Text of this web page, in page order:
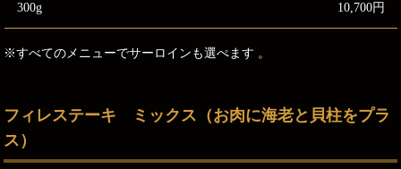
300g 10,700円
※すべてのメニューでサーロインも選ぺます 。
フィレステーキ ミックス（お肉に海老と貝柱をプラ
ス）